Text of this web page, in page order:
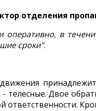
отделения
оперативно, в
сроки".
- телесные. Двое
ответственности.